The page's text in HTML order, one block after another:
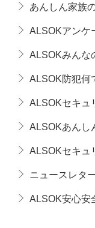
あんしん家族
ALSOKアンケ
ALSOKみんな
ALSOK防犯何
ALSOKセキュ
ALSOKあんし
ALSOKセキュ
ニュースレタ
ALSOK安心安